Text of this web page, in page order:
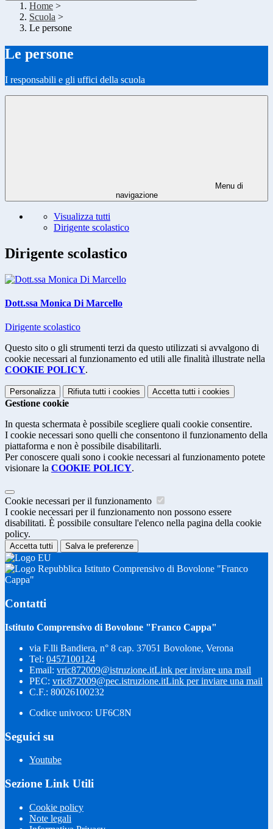
Home >
Scuola >
Le persone
Le persone
I responsabili e gli uffici della scuola
Menu di
navigazione
Visualizza tutti
Dirigente scolastico
Dirigente scolastico
Dott.ssa Monica Di Marcello
Dirigente scolastico
Questo sito o gli strumenti terzi da questo utilizzati si avvalgono di
cookie necessari al funzionamento ed utili alle finalità illustrate nella
COOKIE POLICY.
Personalizza Rifiuta tutti i cookies Accetta tutti i cookies
Gestione cookie
In questa schermata è possibile scegliere quali cookie consentire.
I cookie necessari sono quelli che consentono il funzionamento della
piattaforma e non è possibile disabilitarli.
Per conoscere quali sono i cookie necessari al funzionamento potete
visionare la COOKIE POLICY.
Cookie necessari per il funzionamento
I cookie necessari per il funzionamento non possono essere
disabilitati. È possibile consultare l'elenco nella pagina della cookie
policy.
Accetta tutti Salva le preferenze
Istituto Comprensivo di Bovolone "Franco
Cappa"
Contatti
Istituto Comprensivo di Bovolone "Franco Cappa"
via F.lli Bandiera, n° 8 cap. 37051 Bovolone, Verona
Tel: 0457100124
Email: vric872009@istruzione.itLink per inviare una mail
PEC: vric872009@pec.istruzione.itLink per inviare una mail
C.F.: 80026100232
Codice univoco: UF6C8N
Seguici su
Youtube
Sezione Link Utili
Cookie policy
Note legali